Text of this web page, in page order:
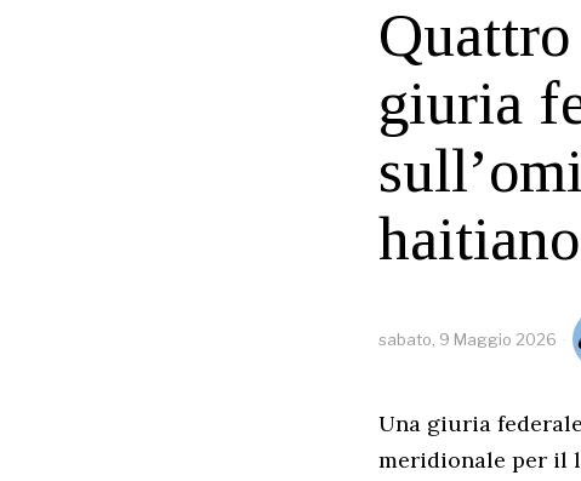
giuria
sabato, 9 Maggio 2026
Una giuria
meridionale per il